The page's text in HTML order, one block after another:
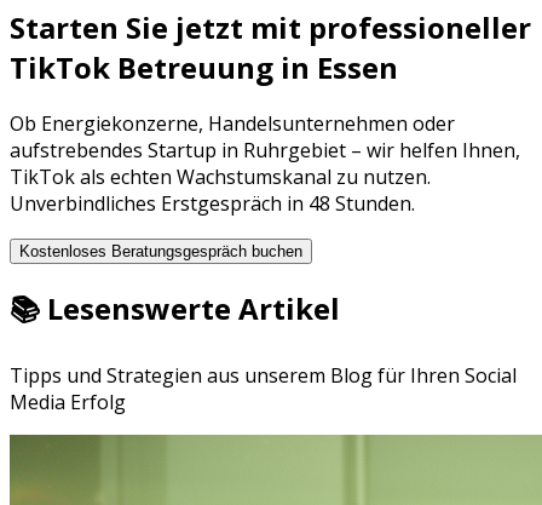
Starten Sie jetzt mit professioneller
TikTok Betreuung in Essen
Ob Energiekonzerne, Handelsunternehmen oder
aufstrebendes Startup in Ruhrgebiet – wir helfen Ihnen,
TikTokals echten Wachstumskanal zu nutzen.
Unverbindliches Erstgespräch in 48 Stunden.
Kostenloses Beratungsgespräch buchen
📚 Lesenswerte Artikel
Tipps und Strategien aus unserem Blog für Ihren Social
Media Erfolg